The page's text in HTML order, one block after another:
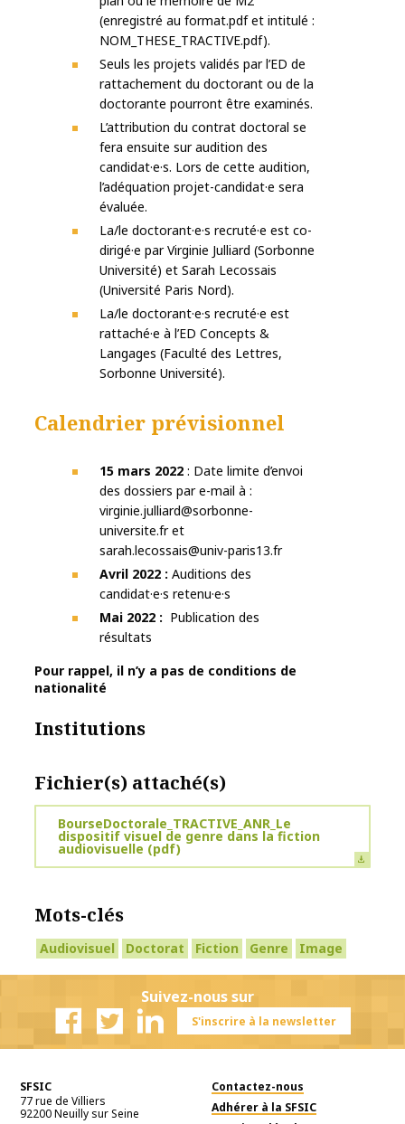
(enregistré au format.pdf et intitulé :
NOM_THESE_TRACTIVE.pdf).
Seuls les projets validés par l’ED de
rattachement du doctorant ou de la
doctorante pourront être examinés.
L’attribution du contrat doctoral se
fera ensuite sur audition des
candidat·e·s. Lors de cette audition,
l’adéquation projet-candidat·e sera
évaluée.
La/le doctorant·e·s recruté·e est co-
dirigé·e par Virginie Julliard (Sorbonne
Université) et Sarah Lecossais
(Université Paris Nord).
La/le doctorant·e·s recruté·e est
rattaché·e à l’ED Concepts &
Langages (Faculté des Lettres,
Sorbonne Université).
Calendrier prévisionnel
15 mars 2022 : Date limite d’envoi
des dossiers par e-mail à :
virginie.julliard@sorbonne-
universite.fr et
sarah.lecossais@univ-paris13.fr
Avril 2022 : Auditions des
candidat·e·s retenu·e·s
Mai 2022 : Publication des
résultats
Pour rappel, il n’y a pas de conditions de
nationalité
Institutions
Fichier(s) attaché(s)
BourseDoctorale_TRACTIVE_ANR_Le
dispositif visuel de genre dans la fiction
audiovisuelle (pdf)
Mots-clés
Audiovisuel Doctorat Fiction Genre Image
Suivez-nous sur
S'inscrire à la newsletter
SFSIC
77 rue de Villiers
92200Neuilly sur Seine
Contactez-nous
Adhérer à la SFSIC